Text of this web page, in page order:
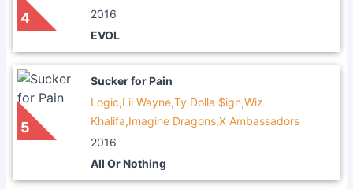
4
2016
EVOL
5
Sucker for Pain
Logic,Lil Wayne,Ty Dolla $ign,Wiz
Khalifa,Imagine Dragons,X Ambassadors
2016
All Or Nothing